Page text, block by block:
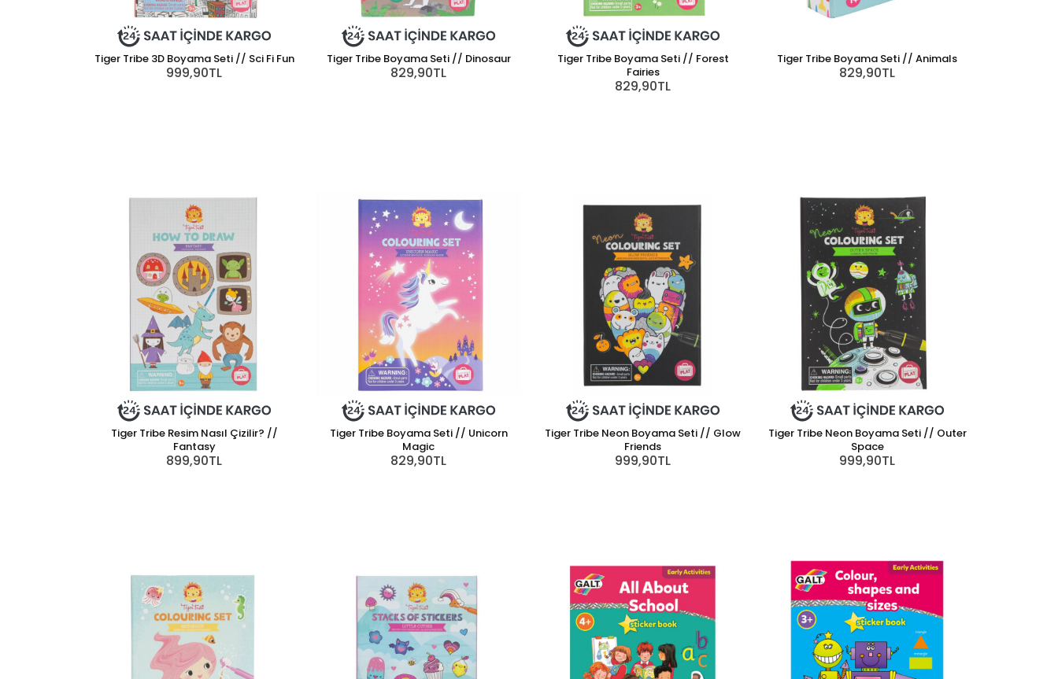
Tiger Tribe 3D Boyama Seti // Sci Fi Fun
999,90TL
Tiger Tribe Boyama Seti // Dinosaur
829,90TL
Tiger Tribe Boyama Seti // Forest
Fairies
829,90TL
Tiger Tribe Boyama Seti // Animals
829,90TL
Tiger Tribe Resim Nasıl Çizilir? //
Fantasy
899,90TL
Tiger Tribe Boyama Seti // Unicorn
Magic
829,90TL
Tiger Tribe Neon Boyama Seti // Glow
Friends
999,90TL
Tiger Tribe Neon Boyama Seti // Outer
Space
999,90TL